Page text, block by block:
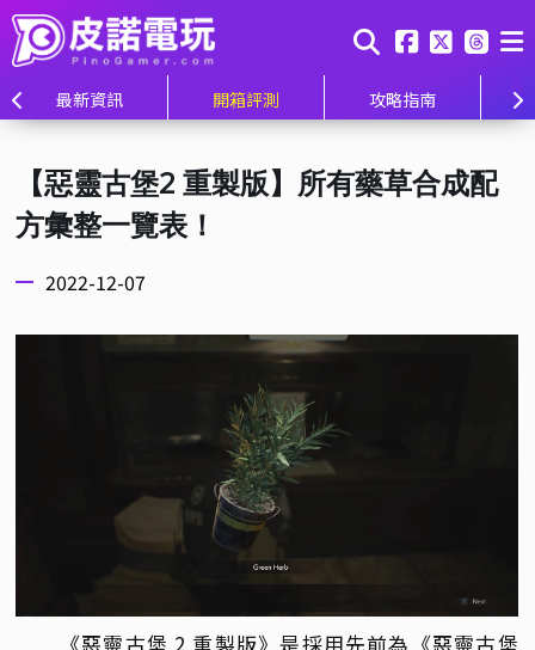
最新資訊 開箱評測 攻略指南
【惡靈古堡2 重製版】所有藥草合成配
方彙整一覽表！
2022-12-07
《惡靈古堡 2 重製版》是採用先前為《惡靈古堡